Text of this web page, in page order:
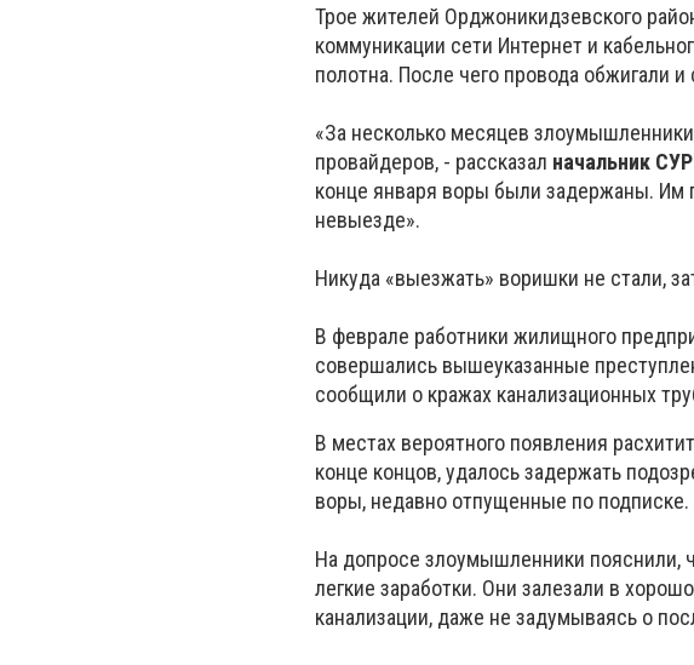
Трое жителей Орджоникидзевского
коммуникации сети Интернет и
полотна. После чего провода обжигали
«За несколько месяцев
провайдеров, - рассказал начальник
конце января воры были задержаны. Им
невыезде».
Никуда «выезжать» воришки не стали,
В феврале работники жилищного
совершались вышеуказанные
сообщили о кражах канализационных
В местах вероятного появления
конце концов, удалось задержать
воры, недавно отпущенные по подписке.
На допросе злоумышленники пояснили,
легкие заработки. Они залезали в
канализации, даже не задумываясь о